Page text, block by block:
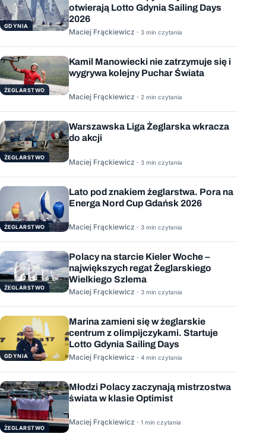
GDYNIA
otwierają Lotto Gdynia Sailing Days
2026
Maciej Frąckiewicz · 3 min czytania
ŻEGLARSTWO
Kamil Manowiecki nie zatrzymuje się i
wygrywa kolejny Puchar Świata
Maciej Frąckiewicz · 2 min czytania
ŻEGLARSTWO
Warszawska Liga Żeglarska wkracza
do akcji
Maciej Frąckiewicz · 3 min czytania
ŻEGLARSTWO
Lato pod znakiem żeglarstwa. Pora na
Energa Nord Cup Gdańsk 2026
Maciej Frąckiewicz · 3 min czytania
ŻEGLARSTWO
Polacy na starcie Kieler Woche –
największych regat Żeglarskiego
Wielkiego Szlema
Maciej Frąckiewicz · 3 min czytania
GDYNIA
Marina zamieni się w żeglarskie
centrum z olimpijczykami. Startuje
Lotto Gdynia Sailing Days
Maciej Frąckiewicz · 4 min czytania
ŻEGLARSTWO
Młodzi Polacy zaczynają mistrzostwa
świata w klasie Optimist
Maciej Frąckiewicz · 1 min czytania